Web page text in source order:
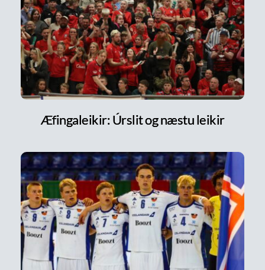
Æfingaleikir: Úrslit og næstu leikir